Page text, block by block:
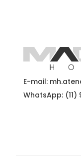
E-mail:
WhatsApp: (11)